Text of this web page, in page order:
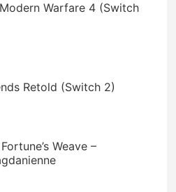
Warfare 4 (Switch
Retold (Switch 2)
Weave –